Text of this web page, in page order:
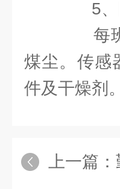
5、
每班
煤尘。传感
件及干燥剂。
上一篇：